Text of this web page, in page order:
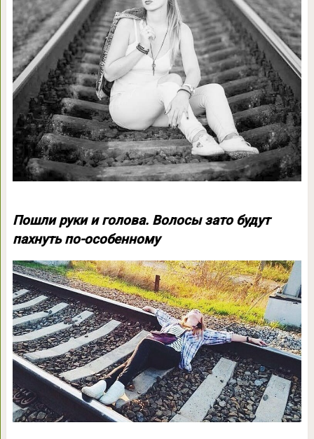
Пошли руки и голова. Волосы зато будут
пахнуть по-особенному